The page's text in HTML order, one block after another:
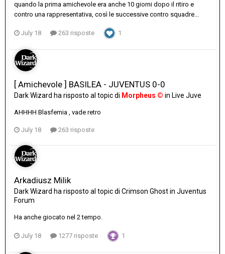
quando la prima amichevole era anche 10 giorni dopo il ritiro e
contro una rappresentativa, così le successive contro squadre...
July 18 263 risposte 1
[ Amichevole ] BASILEA - JUVENTUS 0-0
Dark Wizard ha risposto al topic di Morpheus © in Live Juve
AHHHH Blasfemia , vade retro
July 18 263 risposte
Arkadiusz Milik
Dark Wizard ha risposto al topic di Crimson Ghostin Juventus
Forum
Ha anche giocato nel 2 tempo.
July 18 1277 risposte 1